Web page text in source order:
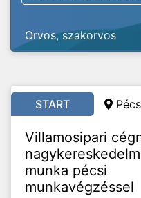
Orvos, szakorvos
START
Villamosipari
munka pécsi
munkavégzéssel